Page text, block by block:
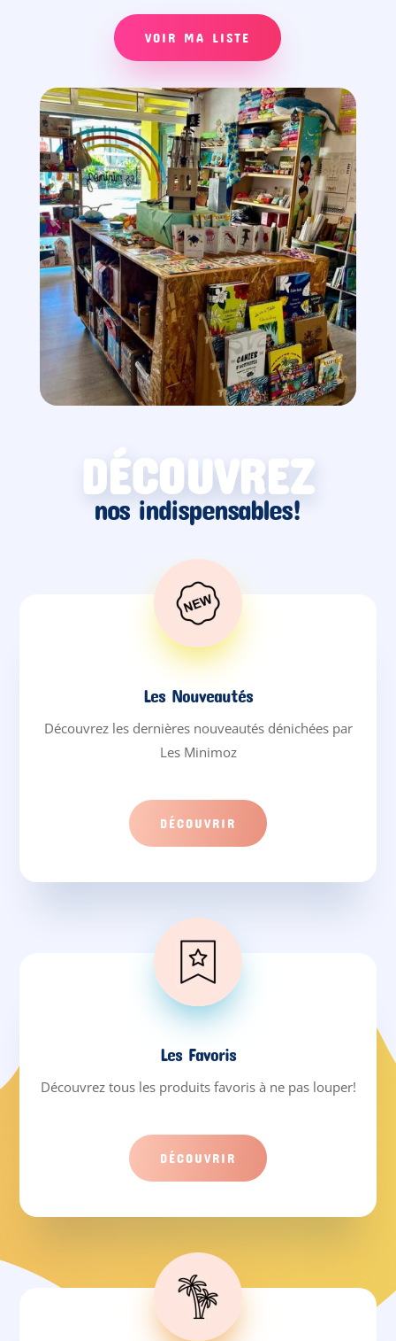
VOIR MA LISTE
DÉCOUVREZ
nos indispensables!
Les Nouveautés
Découvrez les dernières nouveautés dénichées par
Les Minimoz
DÉCOUVRIR
Les Favoris
Découvrez tous les produits favoris à ne pas louper!
DÉCOUVRIR